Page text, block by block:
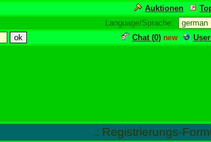
Auktionen
Language/Sprache:
Chat (0) new
.: Registrierungs-